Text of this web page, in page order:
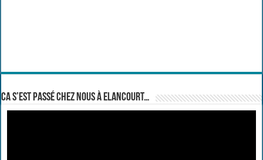
Ca s’est passé chez nous à Elancourt…